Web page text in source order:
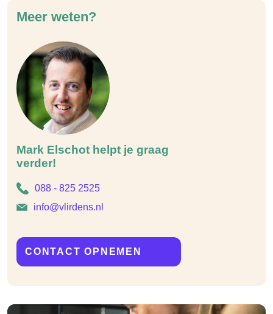
Meer weten?
Mark Elschot helpt je graag
verder!
088 - 825 2525
info@vlirdens.nl
CONTACT OPNEMEN